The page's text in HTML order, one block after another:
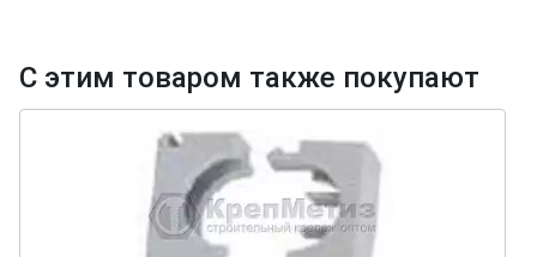
С этим товаром также покупают